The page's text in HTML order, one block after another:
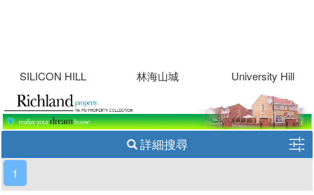
SILICON HILL 林海山城 University Hill
詳細搜尋
1